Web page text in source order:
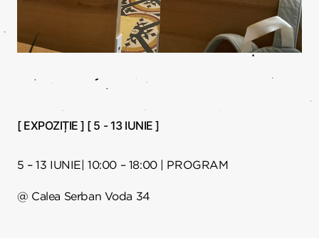
[ EXPOZIȚIE ] [ 5 - 13 IUNIE ]
5 – 13 IUNIE| 10:00 – 18:00 | PROGRAM
@ Calea Serban Voda 34